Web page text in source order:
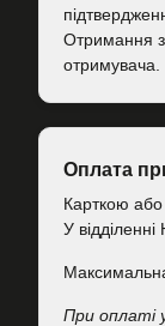
Отримання
отримувача.
Оплата
Карткою або
У
При оплаті у